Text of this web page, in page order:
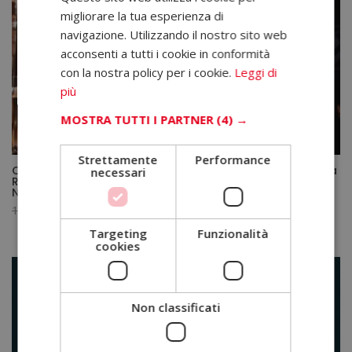
Corso di Hotel Receptionist + Corso di Responsabile alla
Reception – Doppio Titolo – Diploma Certificato da un
Notaio Europeo –
1.920,00
prezzo
originale
1.920,00€.
Il
prezzo
attuale
è:
480,00€.
migliorare la tua esperienza di
navigazione. Utilizzando il nostro sito web
acconsenti a tutti i cookie in conformità
con la nostra policy per i cookie. Leggi di
più
MOSTRA TUTTI I PARTNER (4) →
Strettamente
necessari
Performance
Targeting
cookies
Funzionalità
Non classificati